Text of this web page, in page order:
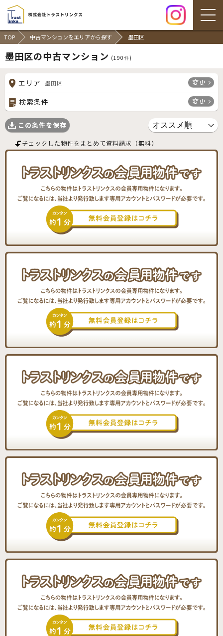
TOP 中古マンションをエリアから探す 墨田区
墨田区の中古マンション (190件)
エリア 墨田区 変更
検索条件 変更
この条件を保存
チェックした物件をまとめて資料請求（無料）